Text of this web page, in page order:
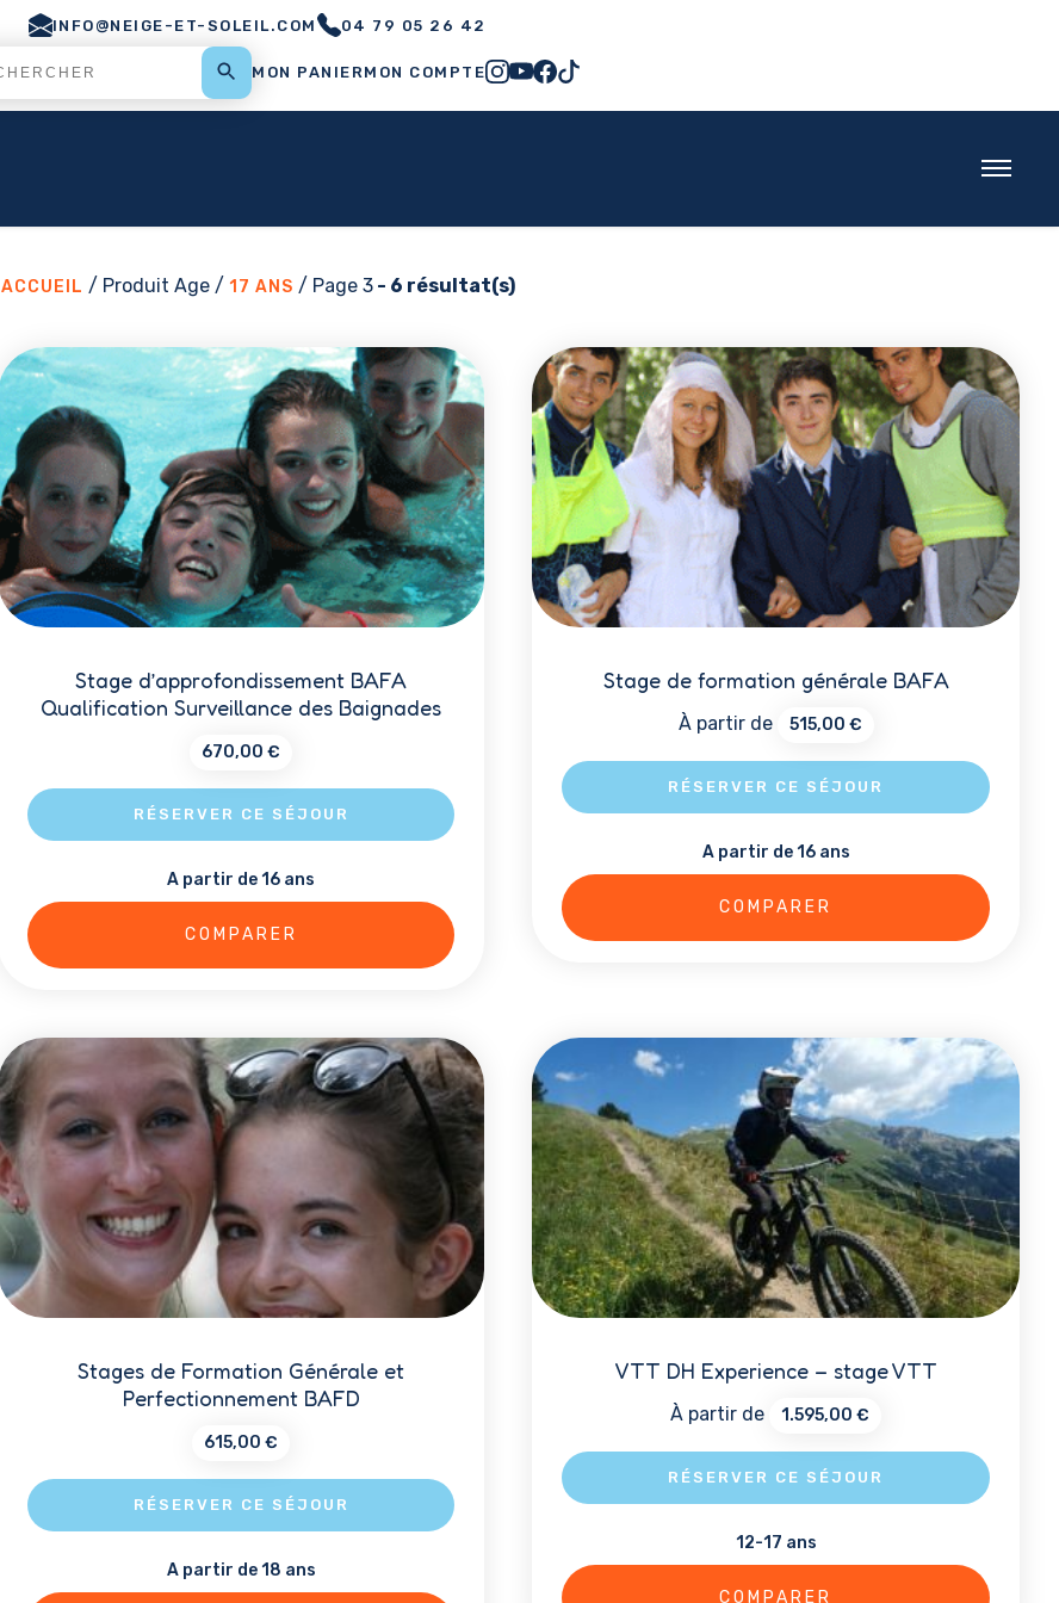
INFO@NEIGE-ET-SOLEIL.COM 04 79 05 26 42
MON PANIERMON COMPTE
ACCUEIL / Produit Age / 17 ANS / Page 3- 6 résultat(s)
Stage d’approfondissement BAFA
Qualification Surveillance des Baignades
670,00€
RÉSERVER CE SÉJOUR
Ce
Les
options
peuvent
choisies
sur
la
page
produit
A partir de 16 ans
COMPARER
Stage de formation générale BAFA
À partir de 515,00 €
RÉSERVER CE SÉJOUR
Ce
options
peuvent
être
choisies
sur
la
page
du
A partir de 16 ans
COMPARER
Stages de Formation Générale et
Perfectionnement BAFD
615,00€
RÉSERVER CE SÉJOUR
Ce
A partir de 18 ans
VTT DH Experience – stage VTT
À partir de 1.595,00 €
RÉSERVER CE SÉJOUR
Ce
12-17 ans
COMPARER